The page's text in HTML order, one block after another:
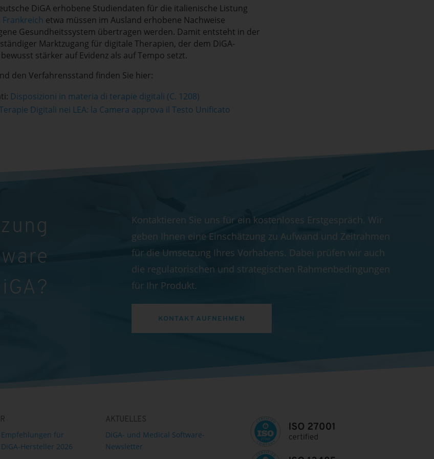
DiGA erhobene Studiendaten für die italienische Listung
Frankreich etwa müssen im Ausland erhobene Nachweise
Gesundheitssystem übertragen werden. Damit entsteht in der
Marktzugang für digitale Therapien, der dem DiGA-
stärker auf Evidenz als auf Tempo setzt.
den Verfahrensstand finden Sie hier:
Disposizioni in materia di terapie digitali (C. 1208)
Digitali nei LEA: la Camera approva il Testo Unificato
Kontaktieren Sie uns für ein kostenloses Erstgespräch. Wir
geben Ihnen eine Einschätzung zu Aufwand und Zeitrahmen
für die Umsetzung Ihres Vorhabens. Dabei prüfen wir auch
die regulatorischen und strategischen Rahmenbedingungen
für Ihr Produkt.
KONTAKT AUFNEHMEN
für
Hersteller 2026
AKTUELLES
DiGA- und Medical Software-
Newsletter